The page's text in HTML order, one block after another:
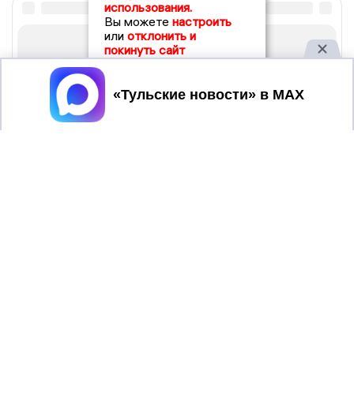
использования.
Вы можете настроить
или отклонить и
покинуть сайт
Принять